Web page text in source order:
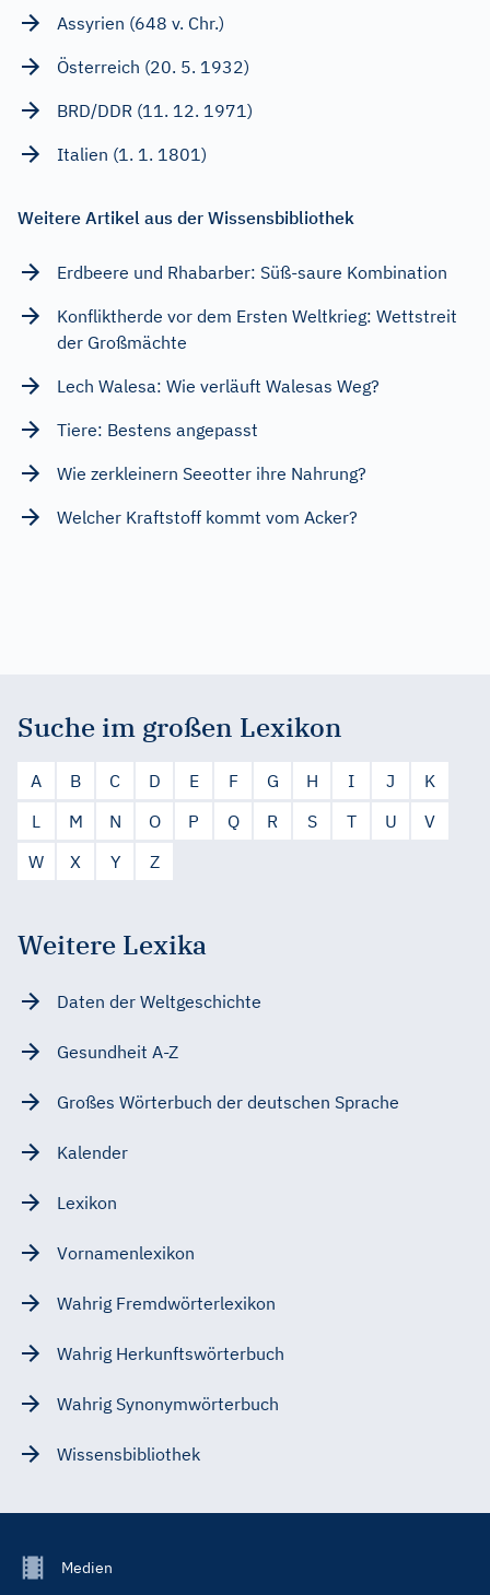
Assyrien (648 v. Chr.)
Österreich (20. 5. 1932)
BRD/DDR (11. 12. 1971)
Italien (1. 1. 1801)
Weitere Artikel aus der Wissensbibliothek
Erdbeere und Rhabarber: Süß-saure Kombination
Konfliktherde vor dem Ersten Weltkrieg: Wettstreit
der Großmächte
Lech Walesa: Wie verläuft Walesas Weg?
Tiere: Bestens angepasst
Wie zerkleinern Seeotter ihre Nahrung?
Welcher Kraftstoff kommt vom Acker?
Suche im großen Lexikon
A B C D E F G H I J
K
L
M N O P Q R S T U
V
W
X Y Z
Weitere Lexika
Daten der Weltgeschichte
Gesundheit A-Z
Großes Wörterbuch der deutschen Sprache
Kalender
Lexikon
Vornamenlexikon
Wahrig Fremdwörterlexikon
Wahrig Herkunftswörterbuch
Wahrig Synonymwörterbuch
Wissensbibliothek
FooterMedien